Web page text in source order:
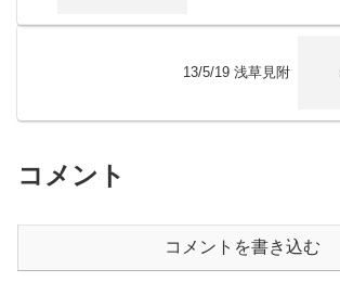
13/5/19 浅草見附
コメント
コメントを書き込む